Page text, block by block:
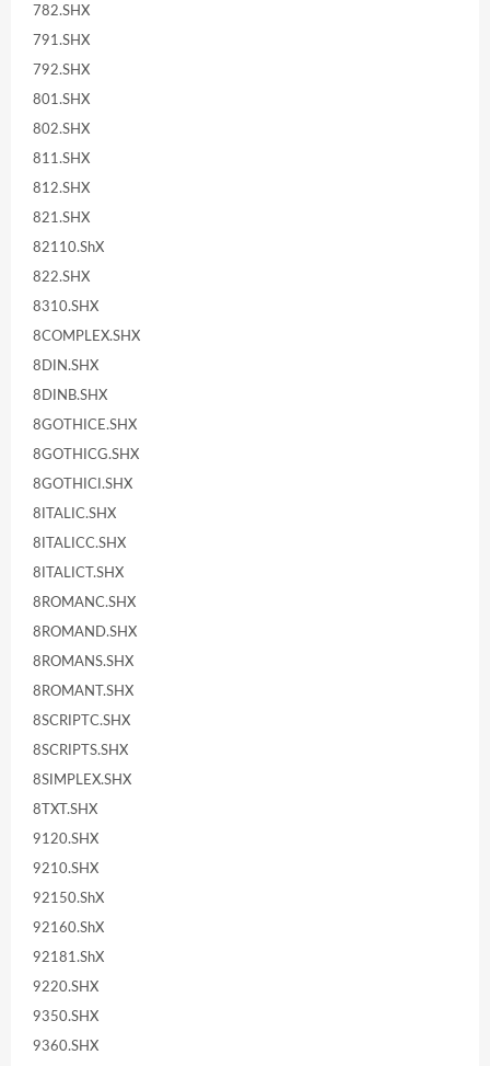
782.SHX
791.SHX
792.SHX
801.SHX
802.SHX
811.SHX
812.SHX
821.SHX
82110.ShX
822.SHX
8310.SHX
8COMPLEX.SHX
8DIN.SHX
8DINB.SHX
8GOTHICE.SHX
8GOTHICG.SHX
8GOTHICI.SHX
8ITALIC.SHX
8ITALICC.SHX
8ITALICT.SHX
8ROMANC.SHX
8ROMAND.SHX
8ROMANS.SHX
8ROMANT.SHX
8SCRIPTC.SHX
8SCRIPTS.SHX
8SIMPLEX.SHX
8TXT.SHX
9120.SHX
9210.SHX
92150.ShX
92160.ShX
92181.ShX
9220.SHX
9350.SHX
9360.SHX